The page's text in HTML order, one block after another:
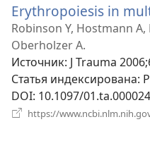
Erythropoiesis in
Robinson Y, Hostmann
Oberholzer A.
Источник‎: J Trauma
Статья индексирована‎:
DOI‎: 10.1097/
https://